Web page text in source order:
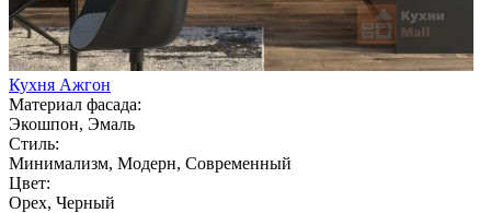
Кухня Ажгон
Материал фасада:
Экошпон, Эмаль
Стиль:
Минимализм, Модерн, Современный
Цвет:
Орех, Черный